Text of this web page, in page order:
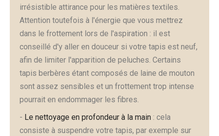
irrésistible attirance pour les matières textiles.
Attention toutefois à l'énergie que vous mettrez
dans le frottement lors de l'aspiration : il est
conseillé d'y aller en douceur si votre tapis est neuf,
afin de limiter l'apparition de peluches. Certains
tapis berbères étant composés de laine de mouton
sont assez sensibles et un frottement trop intense
pourrait en endommager les fibres.
- Le nettoyage en profondeur à la main : cela
consiste à suspendre votre tapis, par exemple sur